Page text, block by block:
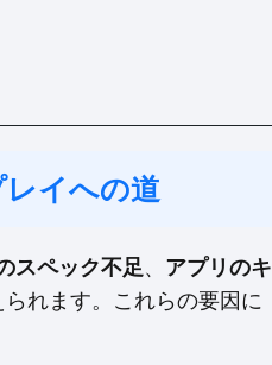
イへの道
スペック不足、 アプリのキ
られます。これらの要因に